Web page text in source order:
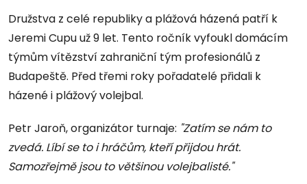
Družstva z celé republiky a plážová házená patří k
Jeremi Cupu už 9 let. Tento ročník vyfoukl domácím
týmům vítězství zahraniční tým profesionálů z
Budapeště. Před třemi roky pořadatelé přidali k
házené i plážový volejbal.
Petr Jaroň, organizátor turnaje: "Zatím se nám to
zvedá. Líbí se to i hráčům, kteří přijdou hrát.
Samozřejmě jsou to většinou volejbalisté."